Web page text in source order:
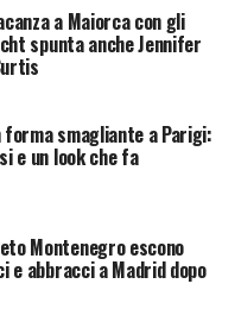
a Maiorca con gli
spunta anche Jennifer
forma smagliante a Parigi:
e un look che fa
Montenegro escono
e abbracci a Madrid dopo